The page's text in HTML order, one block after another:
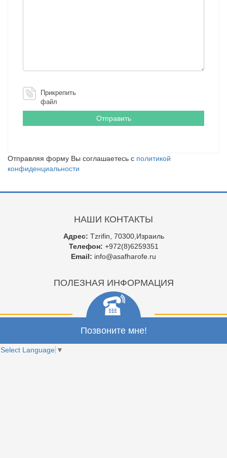
Прикрепить
файл
Отправляя форму Вы соглашаетесь с политикой
конфиденциальности
НАШИ КОНТАКТЫ
Адрес: Tzrifin, 70300,Израиль
Телефон: +972(8)6259351
Email: info@asafharofe.ru
ПОЛЕЗНАЯ ИНФОРМАЦИЯ
Позвоните мне!
Select Language ▼